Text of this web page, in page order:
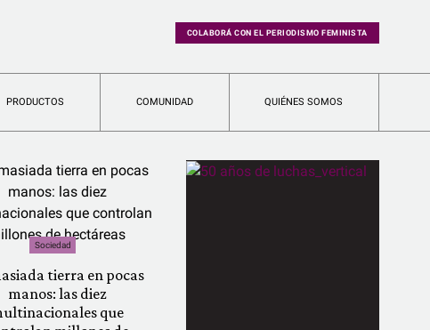
COLABORÁ CON EL PERIODISMO FEMINISTA
PRODUCTOS COMUNIDAD QUIÉNES SOMOS
Sociedad
tierra en pocas
manos: las diez
que